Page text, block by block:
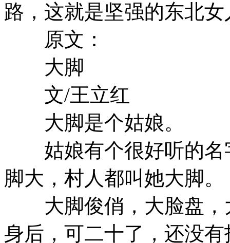
路，这就是坚强的东北女
原文：
大脚
文/王立红
大脚是个姑娘。
姑娘有个很好听的名
脚大，村人都叫她大脚。
大脚俊俏，大脸盘，
身后，可二十了，还没